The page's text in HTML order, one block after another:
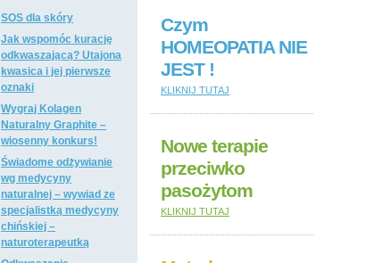
ogólnie wzmacniające i regulujące
funkcje organizmu, dietetyczne i
regulujące pracę układu
tkanki łącznej i kosmetyki naturalne,
Nona, Colway, Morinda, Forever.
SOS dla skóry
Jak wspomóc kurację
odkwaszającą? Utajona
kwasica i jej pierwsze
oznaki
Wygraj Kolagen
Naturalny Graphite –
wiosenny konkurs!
Świadome odżywianie
wg medycyny
naturalnej – wywiad ze
specjalistką medycyny
chińskiej –
naturoterapeutką
Czym
HOMEOPATIA NIE
JEST !
KLIKNIJ TUTAJ
Nowe terapie
przeciwko
pasożytom
KLIKNIJ TUTAJ